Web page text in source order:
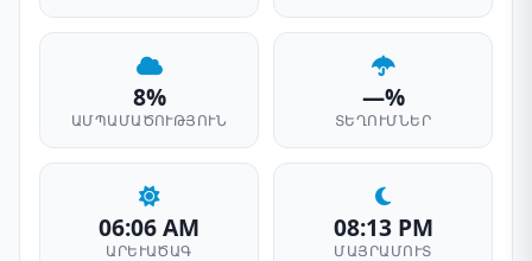
8%
ԱՄՊԱՄԱԾՈՒԹՅՈՒՆ
—%
ՏԵՂՈՒՄՆԵՐ
06:06 AM
ԱՐԵՒԱԾԱԳ
08:13 PM
ՄԱՅՐԱՄՈՒՏ